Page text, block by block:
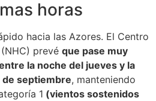
horas
hacia las Azores. El Centro
prevé que pase muy
la noche del jueves y la
de septiembre, manteniendo
1 (vientos sostenidos